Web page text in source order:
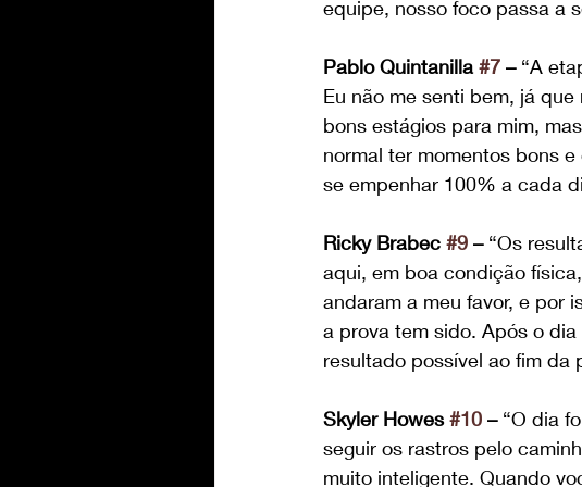
equipe, nosso foco passa a
Pablo Quintanilla #7 – “A
Eu não me senti bem, já
bons estágios para mim,
normal ter momentos bons
se empenhar 100% a cada
Ricky Brabec #9 – “Os
aqui, em boa condição
andaram a meu favor, e por
a prova tem sido. Após o
resultado possível ao fim da
Skyler Howes #10 – “O dia
seguir os rastros pelo
muito inteligente. Quando